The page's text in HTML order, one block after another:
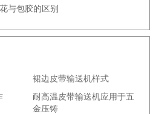
与包胶的区别
裙边皮带输送机样式
耐高温皮带输送机应用于五
金压铸